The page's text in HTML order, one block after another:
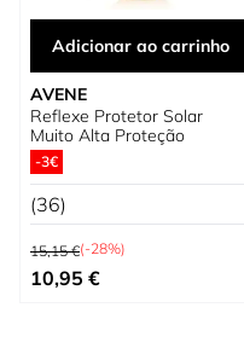
Adicionar ao carrinho
AVENE
Reflexe Protetor Solar
Muito Alta Proteção
-3€
(36)
Preço Normal
15,15 €(-28%)
Preço Especial
10,95 €